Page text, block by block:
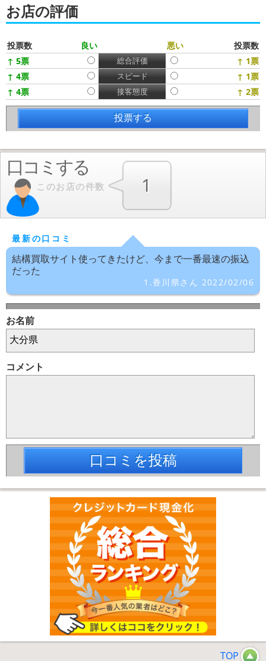
お店の評価
投票数 良い 悪い
投票数
↑ 5票
総合評価
↑ 1票
↑ 4票
スピード
↑ 1票
↑ 4票
接客態度 ↑ 2票
口コミする
このお店の件数 1
最新の口コミ
結構買取サイト使ってきたけど、今まで一番最速の振込
だった
1.香川県さん 2022/02/06
お名前
コメント
口コミを投稿
TOP